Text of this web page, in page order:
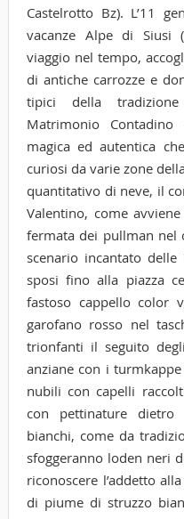
Castelrotto Bz). L’11
vacanze Alpe di Siusi
viaggio nel tempo,
di antiche carrozze e
tipici della
Matrimonio Contadino
magica ed autentica
curiosi da varie zone
quantitativo di neve, il
Valentino, come
fermata dei pullman nel
scenario incantato
sposi fino alla piazza
fastoso cappello color
garofano rosso nel
trionfanti il seguito
anziane con i
nubili con capelli
con pettinature
bianchi, come da
sfoggeranno loden neri
riconoscere l’addetto
di piume di struzzo